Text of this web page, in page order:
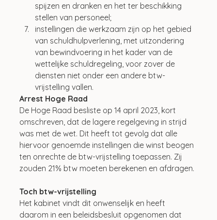
spijzen en dranken en het ter beschikking
stellen van personeel;
instellingen die werkzaam zijn op het gebied
van schuldhulpverlening, met uitzondering
van bewindvoering in het kader van de
wettelijke schuldregeling, voor zover de
diensten niet onder een andere btw-
vrijstelling vallen.
Arrest Hoge Raad
De Hoge Raad besliste op 14 april 2023, kort
omschreven, dat de lagere regelgeving in strijd
was met de wet. Dit heeft tot gevolg dat alle
hiervoor genoemde instellingen die winst beogen
ten onrechte de btw-vrijstelling toepassen. Zij
zouden 21% btw moeten berekenen en afdragen.
Toch btw-vrijstelling
Het kabinet vindt dit onwenselijk en heeft
daarom in een beleidsbesluit opgenomen dat